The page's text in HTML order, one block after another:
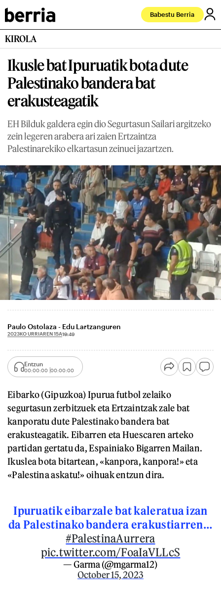
Babestu Berria
KIROLA
Ikusle bat Ipuruatik bota dute
Palestinako bandera bat
erakusteagatik
EH Bilduk galdera egin dio Segurtasun Sailari argitzeko
zein legeren arabera ari zaien Ertzaintza
Palestinarekiko elkartasun zeinuei jazartzen.
Paulo Ostolaza - Edu Lartzanguren
2023KO URRIAREN 15A19:49
Entzun
00:00:00 00:00:00
Eibarko (Gipuzkoa) Ipurua futbol zelaiko
segurtasun zerbitzuek eta Ertzaintzak zale bat
kanporatu dute Palestinako bandera bat
erakusteagatik. Eibarren eta Huescaren arteko
partidan gertatu da, Espainiako Bigarren Mailan.
Ikuslea bota bitartean, «kanpora, kanpora!» eta
«Palestina askatu!» oihuak entzun dira.
Ipuruatik eibarzale bat kaleratua izan
da Palestinako bandera erakustiarren…
#PalestinaAurrera
pic.twitter.com/FoaIaVLLcS
— Garma (@mgarma12)
October 15, 2023